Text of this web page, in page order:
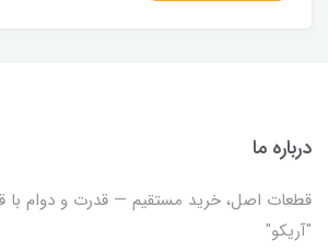
درباره ما
قطعات اصل، خرید مستقیم — قدرت و دوام
"آریکو"